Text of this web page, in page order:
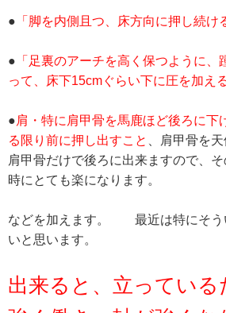
● 「脚を内側且つ、床方向に押し続け
● 「足裏のアーチを高く保つように
って、床下15cmぐらい下に圧を加え
●肩・特に肩甲骨を馬鹿ほど後ろに
る限り前に押し出すこと
、肩甲骨を
肩甲骨だけで後ろに出来ますので、
時にとても楽になります。
などを加えます。 最近は特にそう
いと思います。
出来ると、立ってい